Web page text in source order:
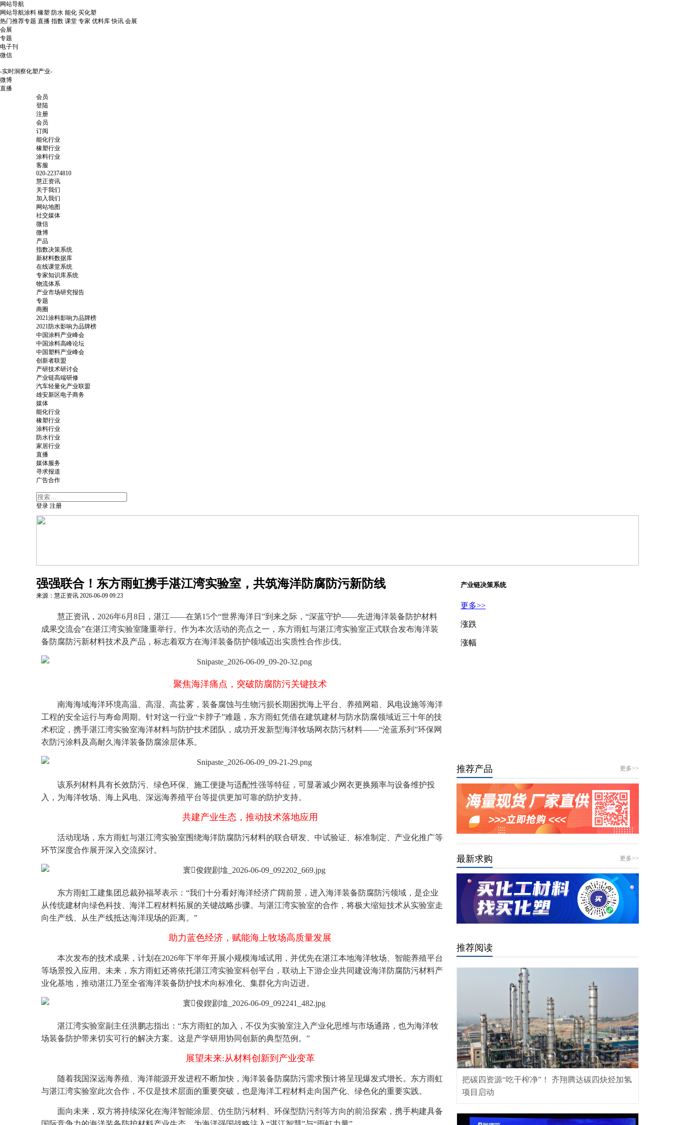
网站导航
网站导航涂料 橡塑 防水 能化 买化塑
热门推荐专题 直播 指数 课堂 专家 优料库 快讯 会展
会展
专题
电子刊
微信
-实时洞察化塑产业-
微博
直播
会员
登陆
注册
会员
订阅
能化行业
橡塑行业
涂料行业
客服
020-22374810
慧正资讯
关于我们
加入我们
网站地图
社交媒体
微信
微博
产品
指数决策系统
新材料数据库
在线课堂系统
专家知识库系统
物流体系
产业市场研究报告
专题
商圈
2021涂料影响力品牌榜
2021防水影响力品牌榜
中国涂料产业峰会
中国涂料高峰论坛
中国塑料产业峰会
创新者联盟
产研技术研讨会
产业链高端研修
汽车轻量化产业联盟
雄安新区电子商务
媒体
能化行业
橡塑行业
涂料行业
防水行业
家居行业
直播
媒体服务
寻求报道
广告合作
登录 注册
强强联合！东方雨虹携手湛江湾实验室，共筑海洋防腐防污新防线
来源：慧正资讯 2026-06-09 09:23
慧正资讯，2026年6月8日，湛江——在第15个“世界海洋日”到来之际，“深蓝守护——先进海洋装备防护材料
成果交流会”在湛江湾实验室隆重举行。作为本次活动的亮点之一，东方雨虹与湛江湾实验室正式联合发布海洋装
备防腐防污新材料技术及产品，标志着双方在海洋装备防护领域迈出实质性合作步伐。
聚焦海洋痛点，突破防腐防污关键技术
南海海域海洋环境高温、高湿、高盐雾，装备腐蚀与生物污损长期困扰海上平台、养殖网箱、风电设施等海洋
工程的安全运行与寿命周期。针对这一行业“卡脖子”难题，东方雨虹凭借在建筑建材与防水防腐领域近三十年的技
术积淀，携手湛江湾实验室海洋材料与防护技术团队，成功开发新型海洋牧场网衣防污材料——“沧蓝系列”环保网
衣防污涂料及高耐久海洋装备防腐涂层体系。
该系列材料具有长效防污、绿色环保、施工便捷与适配性强等特征，可显著减少网衣更换频率与设备维护投
入，为海洋牧场、海上风电、深远海养殖平台等提供更加可靠的防护支持。
共建产业生态，推动技术落地应用
活动现场，东方雨虹与湛江湾实验室围绕海洋防腐防污材料的联合研发、中试验证、标准制定、产业化推广等
环节深度合作展开深入交流探讨。
东方雨虹工建集团总裁孙福琴表示：“我们十分看好海洋经济广阔前景，进入海洋装备防腐防污领域，是企业
从传统建材向绿色科技、海洋工程材料拓展的关键战略步骤。与湛江湾实验室的合作，将极大缩短技术从实验室走
向生产线、从生产线抵达海洋现场的距离。”
助力蓝色经济，赋能海上牧场高质量发展
本次发布的技术成果，计划在2026年下半年开展小规模海域试用，并优先在湛江本地海洋牧场、智能养殖平台
等场景投入应用。未来，东方雨虹还将依托湛江湾实验室科创平台，联动上下游企业共同建设海洋防腐防污材料产
业化基地，推动湛江乃至全省海洋装备防护技术向标准化、集群化方向迈进。
湛江湾实验室副主任洪鹏志指出：“东方雨虹的加入，不仅为实验室注入产业化思维与市场通路，也为海洋牧
场装备防护带来切实可行的解决方案。这是产学研用协同创新的典型范例。”
展望未来:从材料创新到产业变革
随着我国深远海养殖、海洋能源开发进程不断加快，海洋装备防腐防污需求预计将呈现爆发式增长。东方雨虹
与湛江湾实验室此次合作，不仅是技术层面的重要突破，也是海洋工程材料走向国产化、绿色化的重要实践。
面向未来，双方将持续深化在海洋智能涂层、仿生防污材料、环保型防污剂等方向的前沿探索，携手构建具备
推荐产品 更多>>
最新求购 更多>>
推荐阅读
把碳四资源“吃干榨净”！ 齐翔腾达碳四炔烃加氢
项目启动